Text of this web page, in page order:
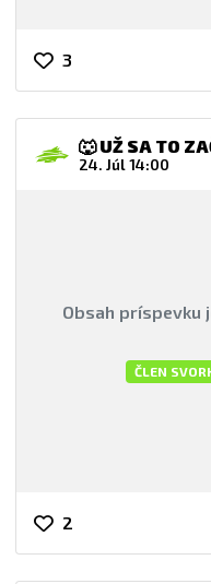
3
🐺 UŽ SA TO
24. Júl 14:00
Obsah príspevku
ČLEN
2